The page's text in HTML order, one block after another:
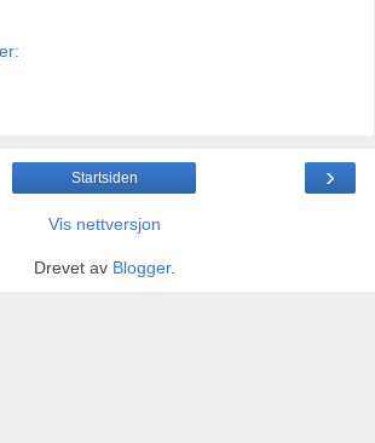
›
Startsiden
Vis nettversjon
Drevet av Blogger.